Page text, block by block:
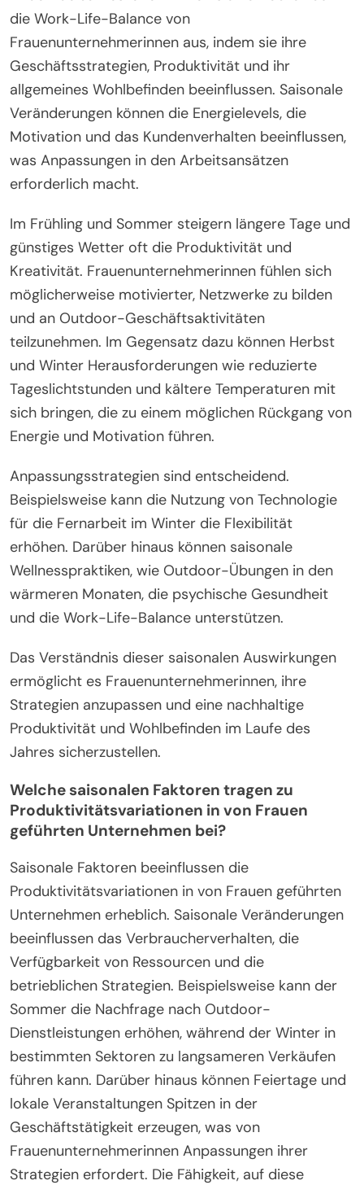
zwischen persönlichem Wohlbefinden und
beruflicher Leistung zu fördern.
Wie wirken sich verschiedene Jahreszeiten
auf die Work-Life-Balance von
Frauenunternehmerinnen aus?
Ändernde Jahreszeiten wirken sich erheblich auf
die Work-Life-Balance von
Geschäftsstrategien, Produktivität und ihr
allgemeines Wohlbefinden beeinflussen. Saisonale
Veränderungen können die Energielevels, die
Motivation und das Kundenverhalten beeinflussen,
was Anpassungen in den Arbeitsansätzen
erforderlich macht.
Im Frühling und Sommer steigern längere Tage und
günstiges Wetter oft die Produktivität und
Kreativität. Frauenunternehmerinnen fühlen sich
und an Outdoor-Geschäftsaktivitäten
teilzunehmen. Im Gegensatz dazu können Herbst
und Winter Herausforderungen wie reduzierte
Tageslichtstunden und kältere Temperaturen mit
sich bringen, die zu einem möglichen Rückgang von
Energie und Motivation führen.
Beispielsweise kann die Nutzung von Technologie
für die Fernarbeit im Winter die Flexibilität
erhöhen. Darüber hinaus können saisonale
Wellnesspraktiken, wie Outdoor-Übungen in den
wärmeren Monaten, die psychische Gesundheit
und die Work-Life-Balance unterstützen.
Das Verständnis dieser saisonalen Auswirkungen
ermöglicht es Frauenunternehmerinnen, ihre
Strategien anzupassen und eine nachhaltige
Produktivität und Wohlbefinden im Laufe des
Jahres sicherzustellen.
Welche saisonalen Faktoren tragen zu
Produktivitätsvariationen in von Frauen
geführten Unternehmen bei?
Saisonale Faktoren beeinflussen die
Produktivitätsvariationen in von Frauen geführten
Unternehmen erheblich. Saisonale Veränderungen
beeinflussen das Verbraucherverhalten, die
Verfügbarkeit von Ressourcen und die
betrieblichen Strategien. Beispielsweise kann der
Sommer die Nachfrage nach Outdoor-